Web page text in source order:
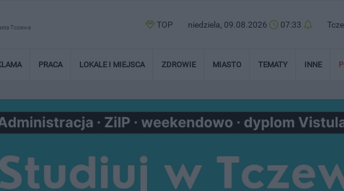
Tczewa TOP niedziela, 09.08.2026 07:33
PRACA LOKALE I MIEJSCA ZDROWIE MIASTO TEMATY INNE